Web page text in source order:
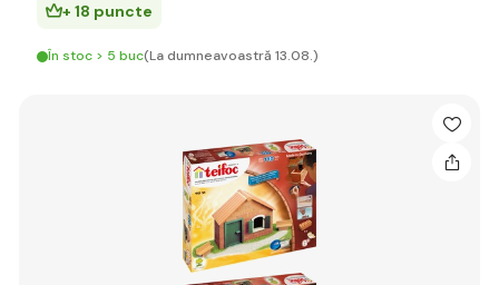
+ 18 puncte
În stoc > 5 buc(La dumneavoastră 13.08.)